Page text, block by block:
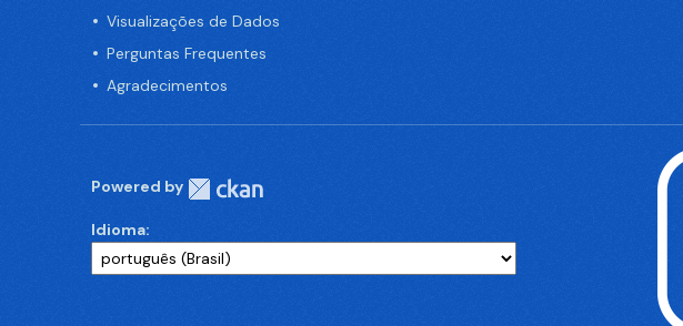
Visualizações de Dados
Perguntas Frequentes
Agradecimentos
Powered by
Idioma